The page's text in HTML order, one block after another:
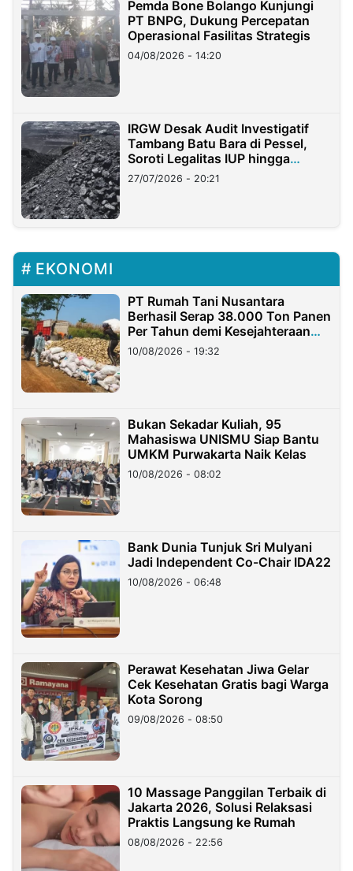
Pemda Bone Bolango Kunjungi
PT BNPG, Dukung Percepatan
Operasional Fasilitas Strategis
04/08/2026 - 14:20
IRGW Desak Audit Investigatif
Tambang Batu Bara di Pessel,
Soroti Legalitas IUP hingga
Stockpile
27/07/2026 - 20:21
EKONOMI
PT Rumah Tani Nusantara
Berhasil Serap 38.000 Ton Panen
Per Tahun demi Kesejahteraan
Petani
10/08/2026 - 19:32
Bukan Sekadar Kuliah, 95
Mahasiswa UNISMU Siap Bantu
UMKM Purwakarta Naik Kelas
10/08/2026 - 08:02
Bank Dunia Tunjuk Sri Mulyani
Jadi Independent Co-Chair IDA22
10/08/2026 - 06:48
Perawat Kesehatan Jiwa Gelar
Cek Kesehatan Gratis bagi Warga
Kota Sorong
09/08/2026 - 08:50
10 Massage Panggilan Terbaik di
Jakarta 2026, Solusi Relaksasi
Praktis Langsung ke Rumah
08/08/2026 - 22:56